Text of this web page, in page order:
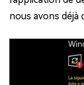
nous avons déjà